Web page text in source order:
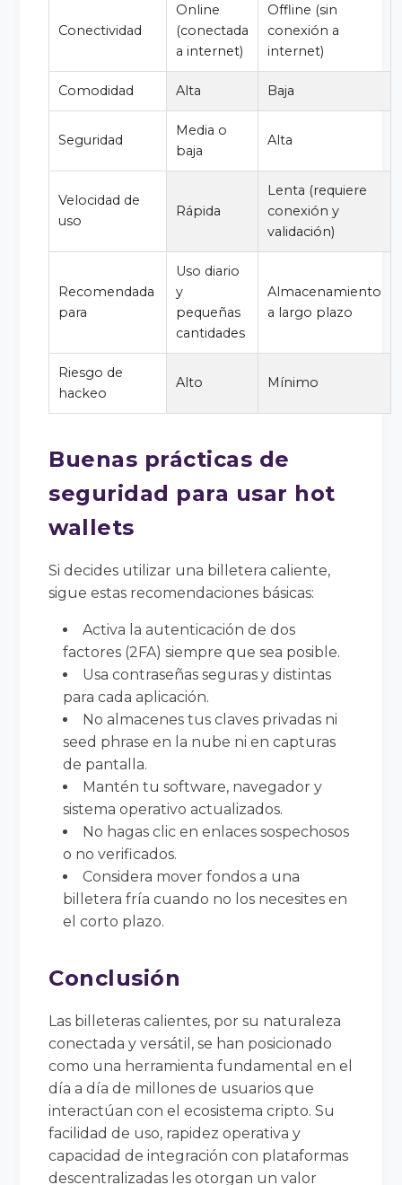
Conectividad
Online
(conectada
a internet)
Offline (sin
conexión a
internet)
Comodidad Alta Baja
Seguridad
Media o
baja
Alta
Velocidad de
uso
Rápida
Lenta (requiere
conexión y
validación)
Recomendada
para
Uso diario
y
pequeñas
cantidades
Almacenamiento
a largo plazo
Riesgo de
hackeo
Alto Mínimo
Buenas prácticas de
seguridad para usar hot
wallets
Si decides utilizar una billetera caliente,
sigue estas recomendaciones básicas:
Activa la autenticación de dos
factores (2FA) siempre que sea posible.
Usa contraseñas seguras y distintas
para cada aplicación.
No almacenes tus claves privadas ni
seed phrase en la nube ni en capturas
de pantalla.
Mantén tu software, navegador y
sistema operativo actualizados.
No hagas clic en enlaces sospechosos
o no verificados.
Considera mover fondos a una
billetera fría cuando no los necesites en
el corto plazo.
Conclusión
Las billeteras calientes, por su naturaleza
conectada y versátil, se han posicionado
como una herramienta fundamental en el
día a día de millones de usuarios que
interactúan con el ecosistema cripto. Su
facilidad de uso, rapidez operativa y
capacidad de integración con plataformas
descentralizadas les otorgan un valor